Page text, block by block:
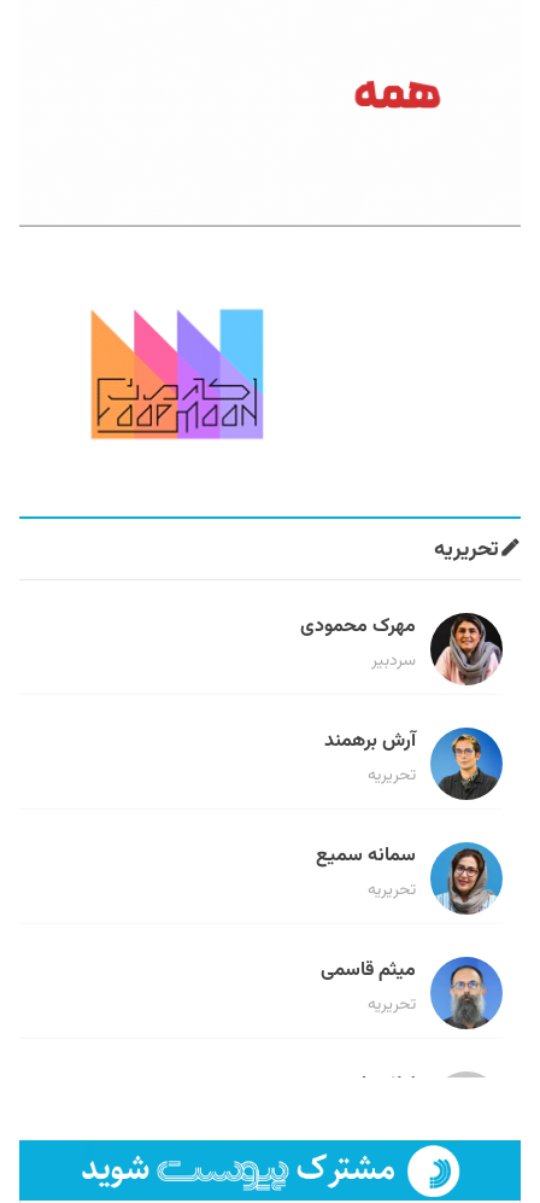
تحریریه
مهرک محمودی
سردبیر
آرش برهمند
تحریریه
سمانه سمیع
تحریریه
میثم قاسمی
تحریریه
لیلا حنارود